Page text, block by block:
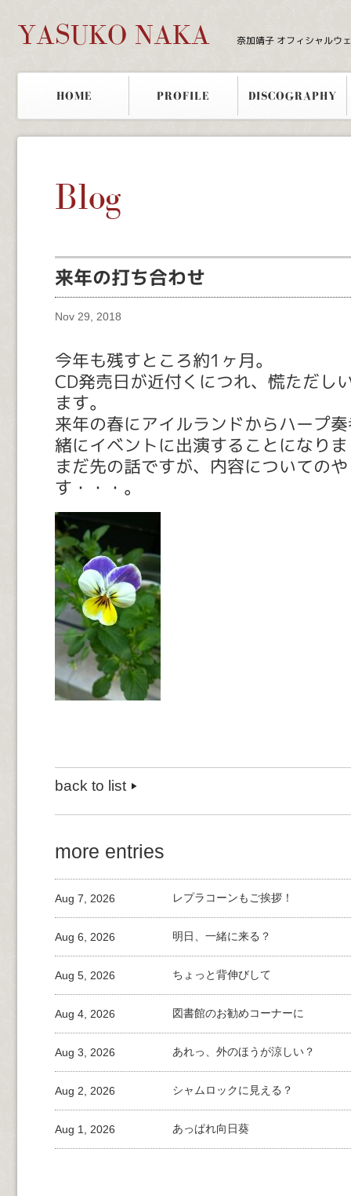
YASUKO NAKA 奈加靖子 オフィシャルウ
HOME PROFILE DISCOGRAPHY
Blog
来年の打ち合わせ
Nov 29, 2018
今年も残すところ約1ヶ月。
CD発売日が近付くにつれ、慌ただし
ます。
来年の春にアイルランドからハープ
緒にイベントに出演することになり
まだ先の話ですが、内容についての
す・・・。
back to list
more entries
レプラコーンもご挨拶！
Aug 7, 2026
明日、一緒に来る？
Aug 6, 2026
ちょっと背伸びして
Aug 5, 2026
図書館のお勧めコーナーに
Aug 4, 2026
あれっ、外のほうが涼しい？
Aug 3, 2026
シャムロックに見える？
Aug 2, 2026
あっぱれ向日葵
Aug 1, 2026